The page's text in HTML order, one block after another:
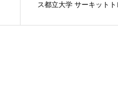
ス都立大学 サーキットト